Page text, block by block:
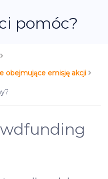
pomóc?
obejmujące emisję akcji